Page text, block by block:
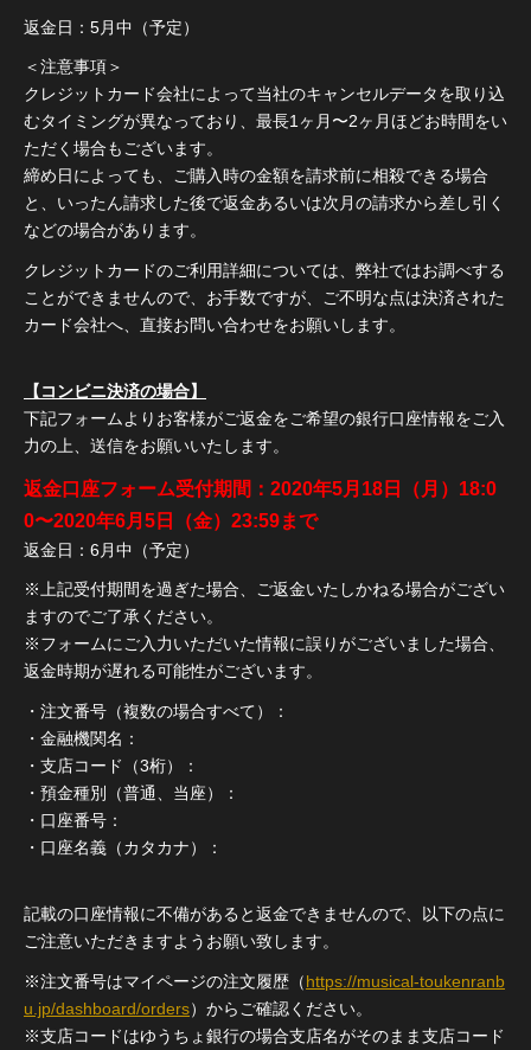
返金日：5月中（予定）
＜注意事項＞
クレジットカード会社によって当社のキャンセルデータを取り込
むタイミングが異なっており、最長1ヶ月〜2ヶ月ほどお時間をい
ただく場合もございます。
締め日によっても、ご購入時の金額を請求前に相殺できる場合
と、いったん請求した後で返金あるいは次月の請求から差し引く
などの場合があります。
クレジットカードのご利用詳細については、弊社ではお調べする
ことができませんので、お手数ですが、ご不明な点は決済された
カード会社へ、直接お問い合わせをお願いします。
【コンビニ決済の場合】
下記フォームよりお客様がご返金をご希望の銀行口座情報をご入
力の上、送信をお願いいたします。
返金口座フォーム受付期間：2020年5月18日（月）18:0
0〜2020年6月5日（金）23:59まで
返金日：6月中（予定）
※上記受付期間を過ぎた場合、ご返金いたしかねる場合がござい
ますのでご了承ください。
※フォームにご入力いただいた情報に誤りがございました場合、
返金時期が遅れる可能性がございます。
・注文番号（複数の場合すべて）：
・金融機関名：
・支店コード（3桁）：
・預金種別（普通、当座）：
・口座番号：
・口座名義（カタカナ）：
記載の口座情報に不備があると返金できませんので、以下の点に
ご注意いただきますようお願い致します。
※注文番号はマイページの注文履歴（https://musical-toukenranb
u.jp/dashboard/orders）からご確認ください。
※支店コードはゆうちょ銀行の場合支店名がそのまま支店コード